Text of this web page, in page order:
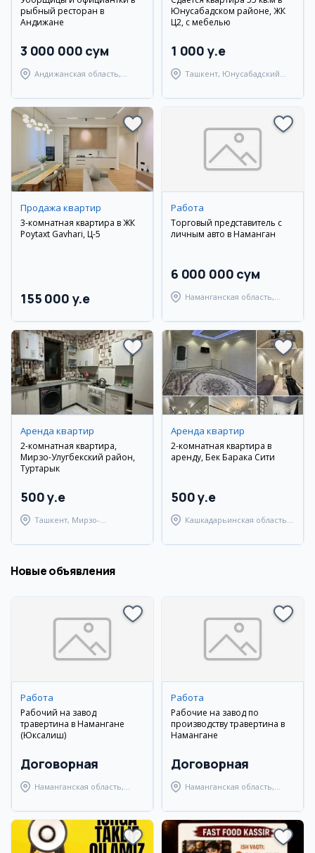
рыбный ресторан в
Андижане
3 000 000 сум
Андижанская область,
Юнусабадском районе, ЖК
Ц2, с мебелью
1 000 y.e
Ташкент, Юнусабадский
Продажа квартир
3-комнатная квартира в ЖК
Poytaxt Gavhari, Ц-5
155 000 y.e
Работа
Торговый представитель с
личным авто в Наманган
6 000 000 сум
Наманганская область,
Аренда квартир
2-комнатная квартира,
Мирзо-Улугбекский район,
Туртарык
500 y.e
Ташкент, Мирзо-
Аренда квартир
2-комнатная квартира в
аренду, Бек Барака Сити
500 y.e
Кашкадарьинская область,
Новые объявления
Работа
Рабочий на завод
травертина в Намангане
(Юксалиш)
Договорная
Наманганская область,
Работа
Рабочие на завод по
производству травертина в
Намангане
Договорная
Наманганская область,